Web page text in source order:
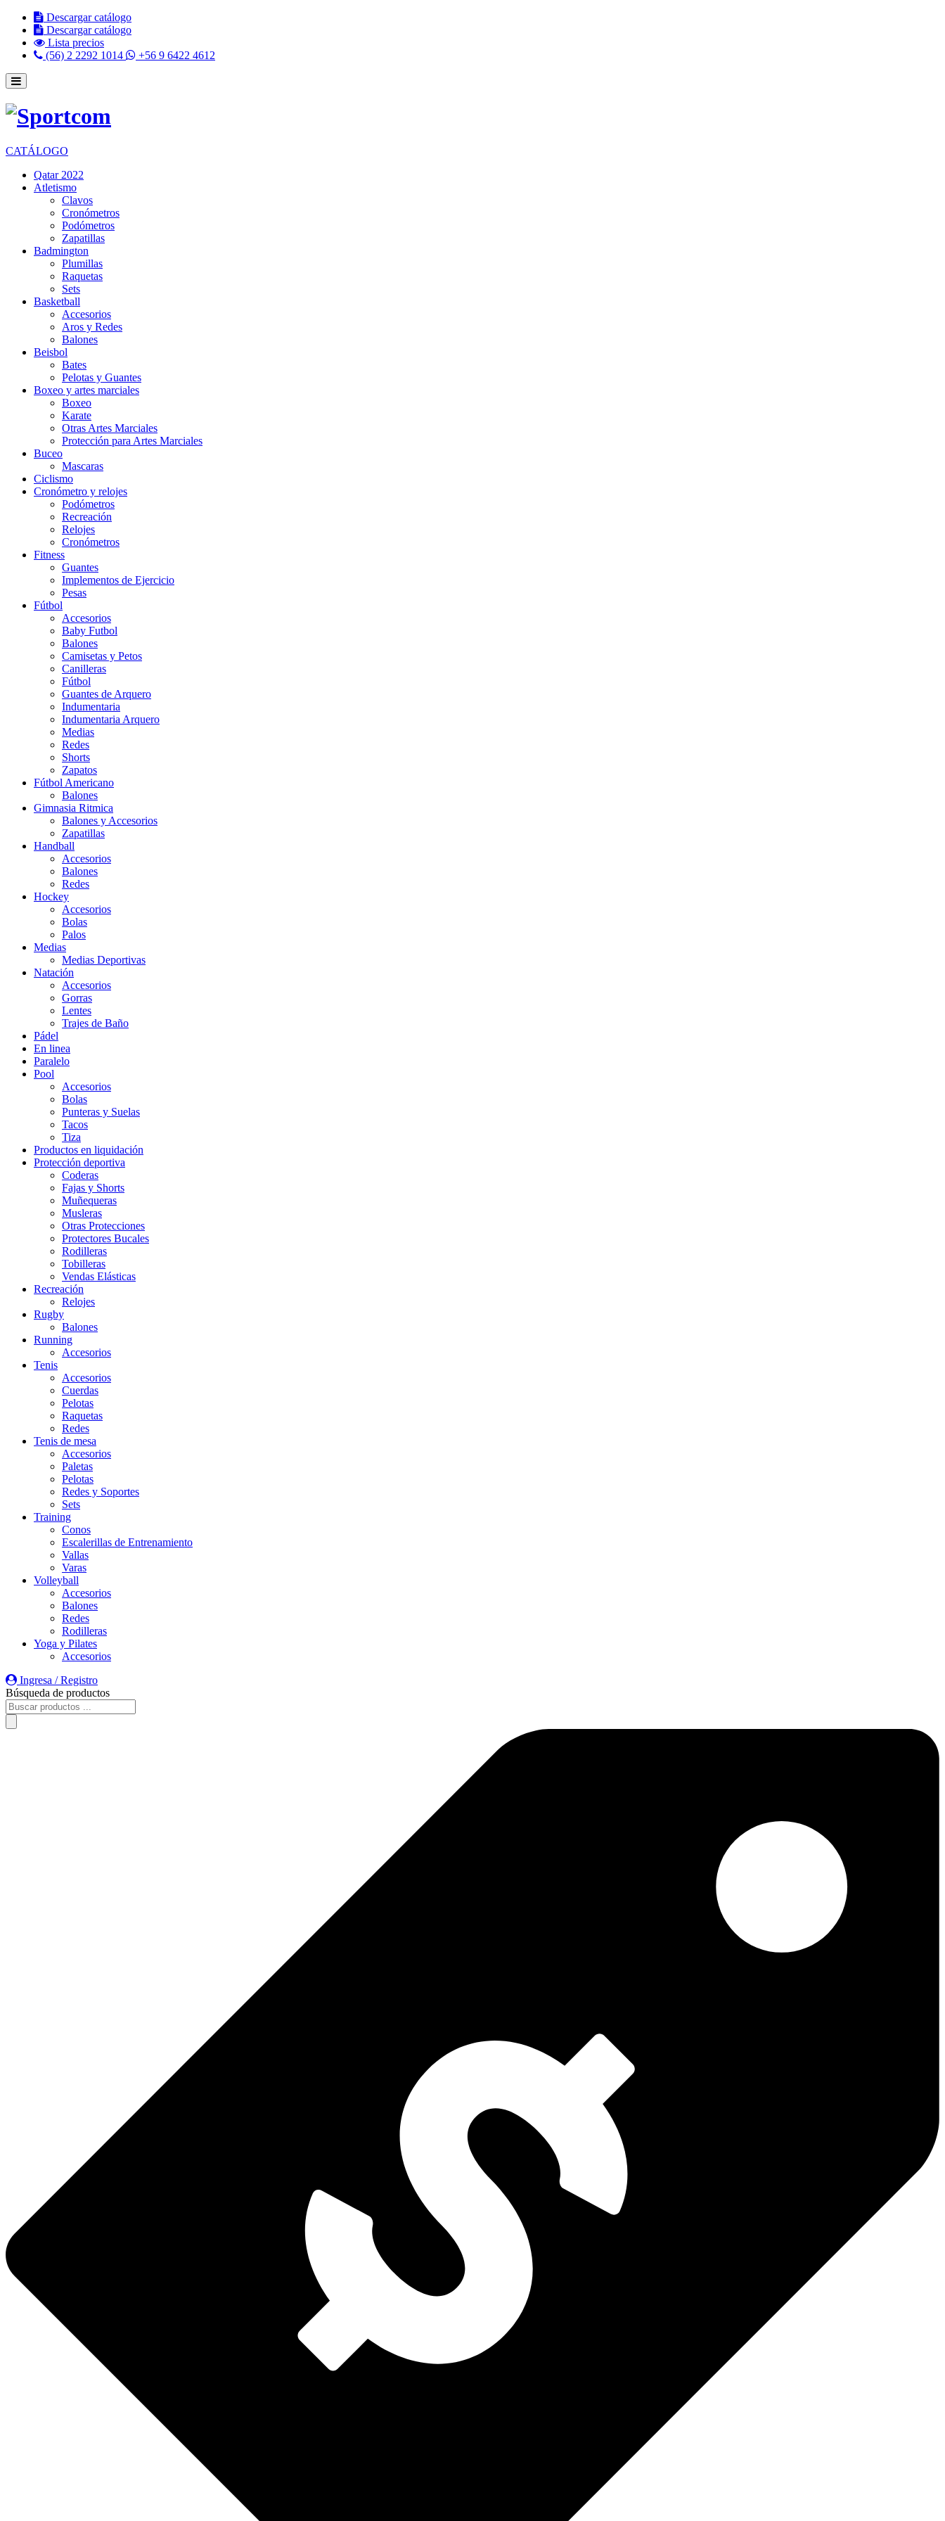
Descargar catálogo
Descargar catálogo
Lista precios
(56) 2 2292 1014
+56 9 6422 4612
CATÁLOGO
Qatar 2022
Atletismo
Clavos
Cronómetros
Podómetros
Zapatillas
Badmington
Plumillas
Raquetas
Sets
Basketball
Accesorios
Aros y Redes
Balones
Beisbol
Bates
Pelotas y Guantes
Boxeo y artes marciales
Boxeo
Karate
Otras Artes Marciales
Protección para Artes Marciales
Buceo
Mascaras
Ciclismo
Cronómetro y relojes
Podómetros
Recreación
Relojes
Cronómetros
Fitness
Guantes
Implementos de Ejercicio
Pesas
Fútbol
Accesorios
Baby Futbol
Balones
Camisetas y Petos
Canilleras
Fútbol
Guantes de Arquero
Indumentaria
Indumentaria Arquero
Medias
Redes
Shorts
Zapatos
Fútbol Americano
Balones
Gimnasia Ritmica
Balones y Accesorios
Zapatillas
Handball
Accesorios
Balones
Redes
Hockey
Accesorios
Bolas
Palos
Medias
Medias Deportivas
Natación
Accesorios
Gorras
Lentes
Trajes de Baño
Pádel
En linea
Paralelo
Pool
Accesorios
Bolas
Punteras y Suelas
Tacos
Tiza
Productos en liquidación
Protección deportiva
Coderas
Fajas y Shorts
Muñequeras
Musleras
Otras Protecciones
Protectores Bucales
Rodilleras
Tobilleras
Vendas Elásticas
Recreación
Relojes
Rugby
Balones
Running
Accesorios
Tenis
Accesorios
Cuerdas
Pelotas
Raquetas
Redes
Tenis de mesa
Accesorios
Paletas
Pelotas
Redes y Soportes
Sets
Training
Conos
Escalerillas de Entrenamiento
Vallas
Varas
Volleyball
Accesorios
Balones
Redes
Rodilleras
Yoga y Pilates
Accesorios
Ingresa / Registro
Búsqueda de productos